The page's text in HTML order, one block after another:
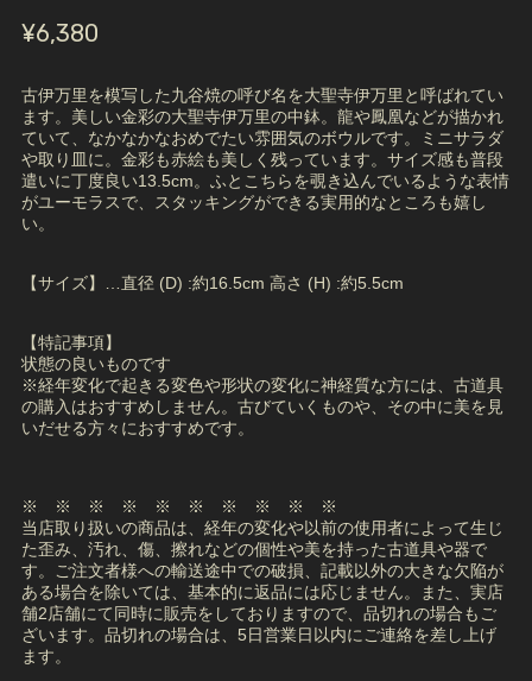
¥6,380
古伊万里を模写した九谷焼の呼び名を大聖寺伊万里と呼ばれてい
ます。美しい金彩の大聖寺伊万里の中鉢。龍や鳳凰などが描かれ
ていて、なかなかなおめでたい雰囲気のボウルです。ミニサラダ
や取り皿に。金彩も赤絵も美しく残っています。サイズ感も普段
遣いに丁度良い13.5cm。ふとこちらを覗き込んでいるような表情
がユーモラスで、スタッキングができる実用的なところも嬉し
い。
【サイズ】…直径 (D) :約16.5cm 高さ (H) :約5.5cm
【特記事項】
状態の良いものです
※経年変化で起きる変色や形状の変化に神経質な方には、古道具
の購入はおすすめしません。古びていくものや、その中に美を見
いだせる方々におすすめです。
※ ※ ※ ※ ※ ※ ※ ※ ※ ※
当店取り扱いの商品は、経年の変化や以前の使用者によって生じ
た歪み、汚れ、傷、擦れなどの個性や美を持った古道具や器で
す。ご注文者様への輸送途中での破損、記載以外の大きな欠陥が
ある場合を除いては、基本的に返品には応じません。また、実店
舗2店舗にて同時に販売をしておりますので、品切れの場合もご
ざいます。品切れの場合は、5日営業日以内にご連絡を差し上げ
ます。